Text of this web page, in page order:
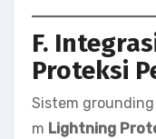
F.
Proteksi
Sistem
m Lightning